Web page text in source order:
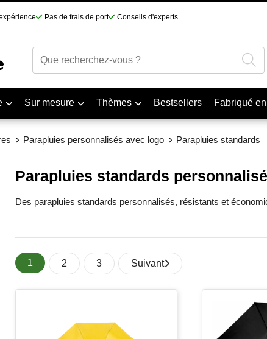
Pas de frais de port Conseils d'experts
Sur mesure Thèmes Bestsellers Fabriqué
Parapluies personnalisés avec logo Parapluies standards
Parapluies standards
Des parapluies standards personnalisés, résistants et
1 2 3 Suivant